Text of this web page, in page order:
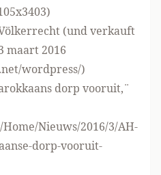
)
(und verkauft
maart 2016
wordpress/)
dorp vooruit,¨
Nieuws/2016/3/AH-
dorp-vooruit-